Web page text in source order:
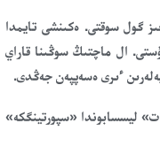
گول سوقتى. ەكىنشى تايمدا
ال ماچتىڭ سوڭىنا قاراي
ءىرى ەسەپپەن جەڭدى.
ليسسابوندا «سپورتينگكە»